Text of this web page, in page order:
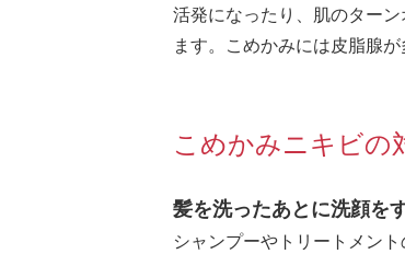
活発になったり、肌のター
ます。こめかみには皮脂腺
こめかみニキビの
髪を洗ったあとに洗顔を
シャンプーやトリートメン